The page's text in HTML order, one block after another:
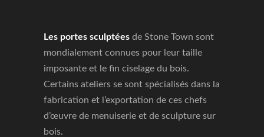
Les portes sculptées de Stone Town sont
mondialement connues pour leur taille
imposante et le fin ciselage du bois.
Certains ateliers se sont spécialisés dans la
fabrication et l’exportation de ces chefs
d’œuvre de menuiserie et de sculpture sur
bois.